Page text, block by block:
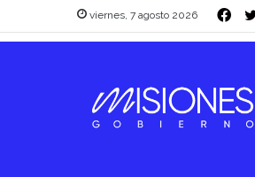
viernes, 7 agosto 2026